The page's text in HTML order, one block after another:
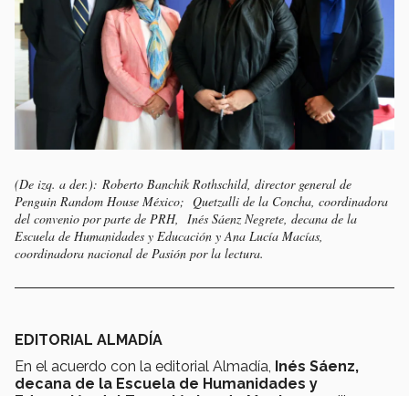
(De izq. a der.): Roberto Banchik Rothschild, director general de
Penguin Random House México; Quetzalli de la Concha, coordinadora
del convenio por parte de PRH, Inés Sáenz Negrete, decana de la
Escuela de Humanidades y Educación y Ana Lucía Macías,
coordinadora nacional de Pasión por la lectura.
EDITORIAL ALMADÍA
En el acuerdo con la editorial Almadía, Inés Sáenz,
decana de la Escuela de Humanidades y